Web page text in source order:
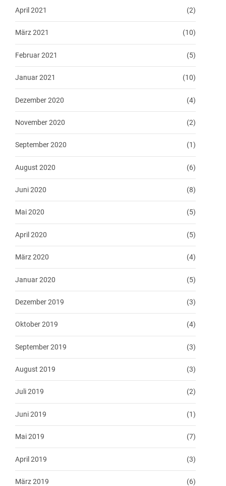
April 2021 (2)
März 2021 (10)
Februar 2021 (5)
Januar 2021 (10)
Dezember 2020 (4)
November 2020 (2)
September 2020 (1)
August 2020 (6)
Juni 2020 (8)
Mai 2020 (5)
April 2020 (5)
März 2020 (4)
Januar 2020 (5)
Dezember 2019 (3)
Oktober 2019 (4)
September 2019 (3)
August 2019 (3)
Juli 2019 (2)
Juni 2019 (1)
Mai 2019 (7)
April 2019 (3)
März 2019 (6)